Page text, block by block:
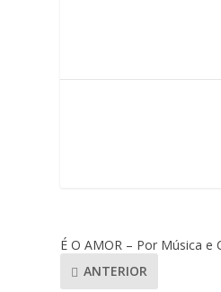
É O AMOR – Por Música e
ANTERIOR